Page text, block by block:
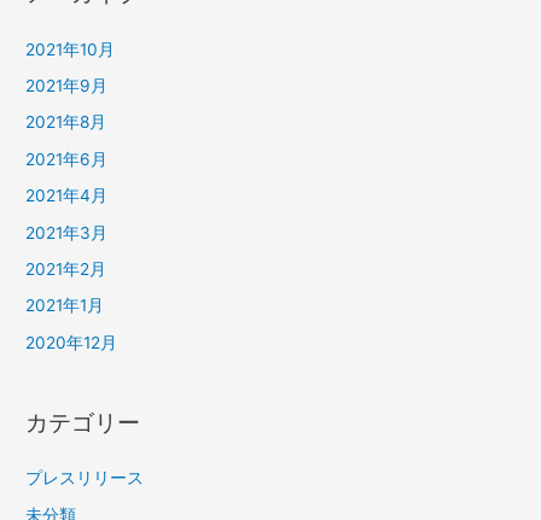
2021年10月
2021年9月
2021年8月
2021年6月
2021年4月
2021年3月
2021年2月
2021年1月
2020年12月
カテゴリー
プレスリリース
未分類